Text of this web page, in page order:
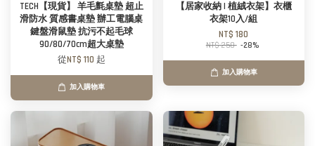
TECH【現貨】 羊毛氈桌墊 超止
滑防水 質感書桌墊 辦工電腦桌
鍵盤滑鼠墊 抗污不起毛球
90/80/70cm超大桌墊
從NT$ 110 起
加入購物車
【居家收納 | 植絨衣架】衣櫃
衣架10入/組
NT$ 180
NT$ 250 -28%
加入購物車